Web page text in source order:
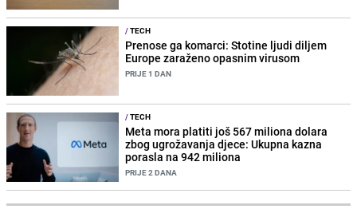
/TECH
Prenose ga komarci: Stotine ljudi diljem
Europe zaraženo opasnim virusom
PRIJE 1 DAN
/TECH
Meta mora platiti još 567 miliona dolara
zbog ugrožavanja djece: Ukupna kazna
porasla na 942 miliona
PRIJE 2 DANA